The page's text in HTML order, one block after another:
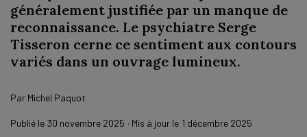
généralement justifiée par un manque de
reconnaissance. Le psychiatre Serge
Tisseron cerne ce sentiment aux contours
variés dans un ouvrage lumineux.
Par Michel Paquot
Publié le 30 novembre 2025 · Mis à jour le 1 décembre 2025